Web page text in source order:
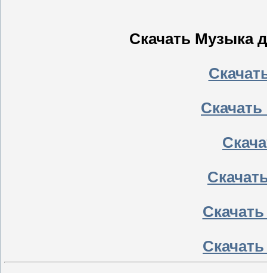
Скачать Музыка